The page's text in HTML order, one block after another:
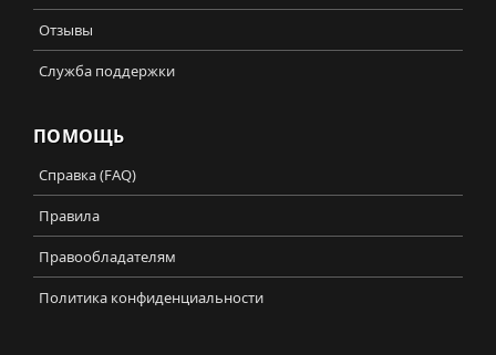
Отзывы
Служба поддержки
ПОМОЩЬ
Справка (FAQ)
Правила
Правообладателям
Политика конфиденциальности